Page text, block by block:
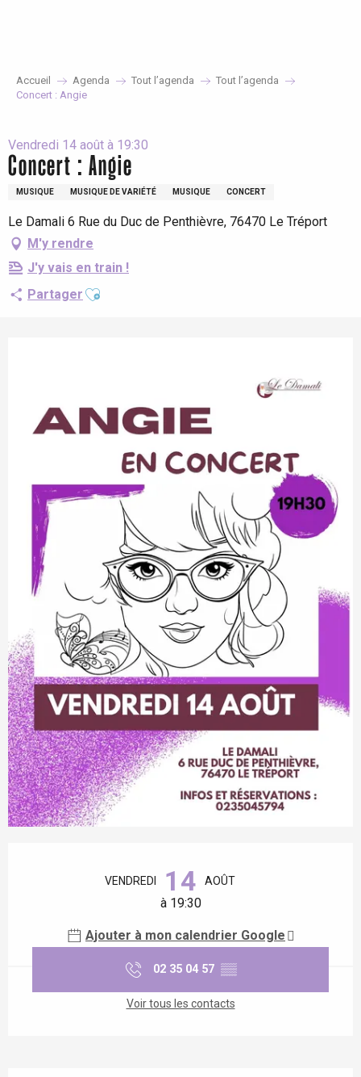
Accueil Agenda Tout l’agenda
Tout l’agenda
Concert : Angie
Vendredi 14 août à 19:30
Concert : Angie
MUSIQUE MUSIQUE DE VARIÉTÉ MUSIQUE CONCERT
Le Damali 6 Rue du Duc de Penthièvre, 76470 Le Tréport
M'y rendre
J'y vais en train !
Partager Ajouter aux favoris
VENDREDI 14 AOÛT
à 19:30
Ajouter à mon calendrier Google
02 35 04 57 ▒▒
Voir tous les contacts